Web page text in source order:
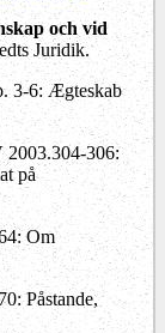
och vid
Juridik.
3-6: Ægteskab
2003.304-306:
på
Om
Påstande,